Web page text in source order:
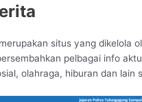
situs yang dikelola
pelbagai info
olahraga, hiburan dan lain